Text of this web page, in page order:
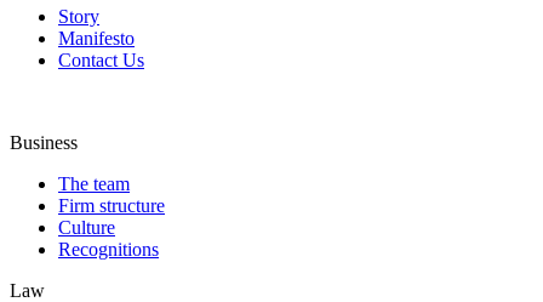
Story
Manifesto
Contact Us
Business
The team
Firm structure
Culture
Recognitions
Law